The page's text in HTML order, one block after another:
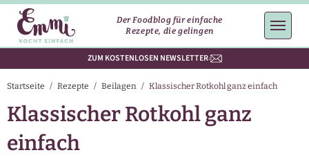
Der Foodblog für einfache
Rezepte, die gelingen
ZUM KOSTENLOSEN NEWSLETTER
Startseite / Rezepte / Beilagen / Klassischer Rotkohl ganz einfach
Klassischer Rotkohl ganz
einfach